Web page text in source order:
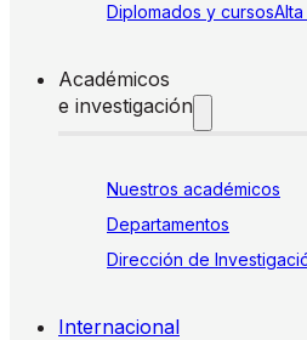
Diplomados y cursos
Académicos
e investigación
Nuestros académicos
Departamentos
Dirección de
Internacional